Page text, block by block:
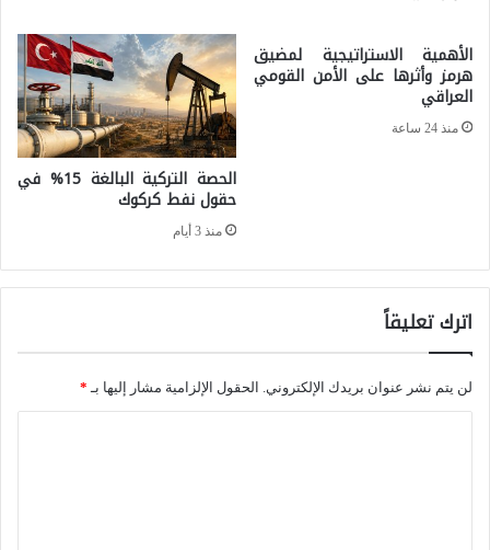
و
ا
ع
م
ب
و
ل
ا
ي
الأهمية الاستراتيجية لمضيق
هرمز وأثرها على الأمن القومي
العراقي
منذ 24 ساعة
الحصة التركية البالغة 15% في
حقول نفط كركوك
منذ 3 أيام
اترك تعليقاً
لن يتم نشر عنوان بريدك الإلكتروني. الحقول الإلزامية مشار إليها بـ *